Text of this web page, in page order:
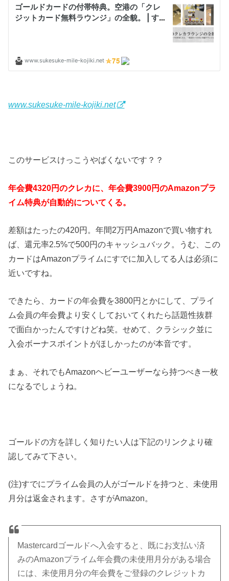
www.sukesuke-mile-kojiki.net
このサービスけっこうやばくないです？？
年会費4320円のクレカに、年会費3900円のAmazonプラ
イム特典が自動的についてくる。
差額はたったの420円。年間2万円Amazonで買い物すれ
ば、還元率2.5%で500円のキャッシュバック。うむ、この
カードはAmazonプライムにすでに加入してる人は必須に
近いですね。
できたら、カードの年会費を3800円とかにして、プライ
ム会員の年会費より安くしておいてくれたら話題性抜群
で面白かったんですけどね笑。せめて、クラシック並に
入会ボーナスポイントがほしかったのが本音です。
まぁ、それでもAmazonヘビーユーザーなら持つべき一枚
になるでしょうね。
ゴールドの方を詳しく知りたい人は下記のリンクより確
認してみて下さい。
(注)すでにプライム会員の人がゴールドを持つと、未使用
月分は返金されます。さすがAmazon。
Mastercardゴールドへ入会すると、既にお支払い済
みのAmazonプライム年会費の未使用月分がある場合
には、未使用月分の年会費をご登録のクレジットカ